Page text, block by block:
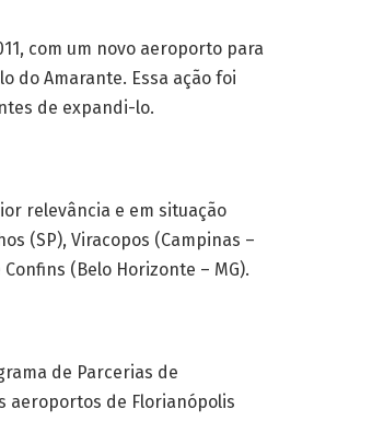
com um novo aeroporto para
do Amarante. Essa ação foi
de expandi-lo.
relevância e em situação
(SP), Viracopos (Campinas –
Confins (Belo Horizonte – MG).
de Parcerias de
aeroportos de Florianó­polis